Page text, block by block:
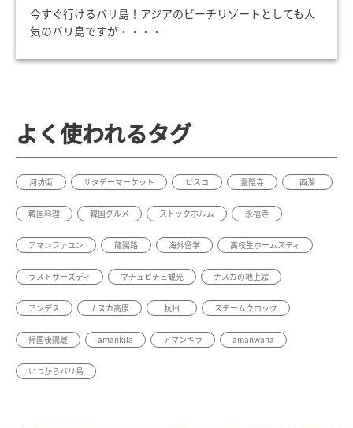
今すぐ行けるバリ島！アジアのビーチリゾートとしても人
気のバリ島ですが・・・・
よく使われるタグ
河坊街 サタデーマーケット ピスコ 霊隠寺 西湖
韓国料理 韓国グルメ ストックホルム 永福寺
アマンファユン 龍陽路 海外留学 高校生ホームスティ
ラストサーズディ マチュピチュ観光 ナスカの地上絵
アンデス ナスカ高原 杭州 スチームクロック
帰国後隔離 amankila アマンキラ amanwana
いつからバリ島